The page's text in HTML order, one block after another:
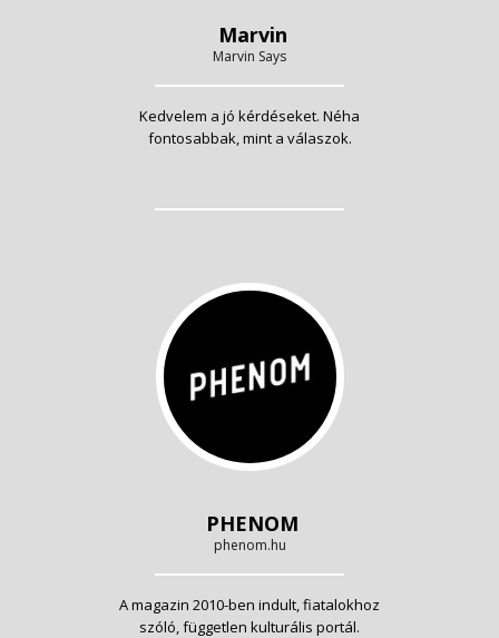
Marvin
Marvin Says
Kedvelem a jó kérdéseket. Néha
fontosabbak, mint a válaszok.
PHENOM
phenom.hu
A magazin 2010-ben indult, fiatalokhoz
szóló, független kulturális portál.